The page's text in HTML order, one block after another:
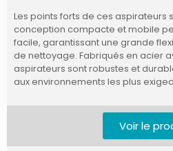
Les points forts de ces aspirateurs
conception compacte et mobile
facile, garantissant une grande
de nettoyage. Fabriqués en acier
aspirateurs sont robustes et
aux environnements les plus
Voir le